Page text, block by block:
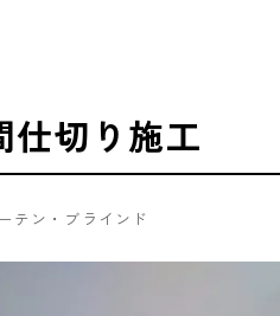
仕切り施工
テン・ブラインド